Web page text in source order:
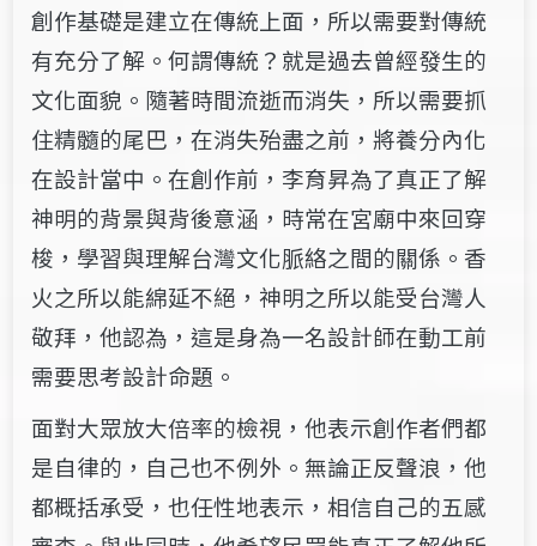
創作基礎是建立在傳統上面，所以需要對傳統
有充分了解。何謂傳統？就是過去曾經發生的
文化面貌。隨著時間流逝而消失，所以需要抓
住精髓的尾巴，在消失殆盡之前，將養分內化
在設計當中。在創作前，李育昇為了真正了解
神明的背景與背後意涵，時常在宮廟中來回穿
梭，學習與理解台灣文化脈絡之間的關係。香
火之所以能綿延不絕，神明之所以能受台灣人
敬拜，他認為，這是身為一名設計師在動工前
需要思考設計命題。
面對大眾放大倍率的檢視，他表示創作者們都
是自律的，自己也不例外。無論正反聲浪，他
都概括承受，也任性地表示，相信自己的五感